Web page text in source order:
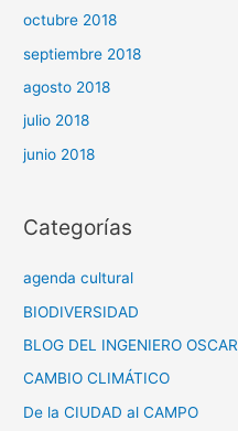
octubre 2018
septiembre 2018
agosto 2018
julio 2018
junio 2018
Categorías
agenda cultural
BIODIVERSIDAD
BLOG DEL INGENIERO OSCAR
CAMBIO CLIMÁTICO
De la CIUDAD al CAMPO